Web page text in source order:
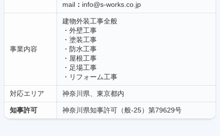
mail ： info@s-works.co.jp
事業内容
建物外装工事全般
・外壁工事
・塗装工事
・防水工事
・屋根工事
・足場工事
・リフォーム工事
対応エリア 神奈川県、東京都内
知事許可 神奈川県知事許可（般-25）第79629号